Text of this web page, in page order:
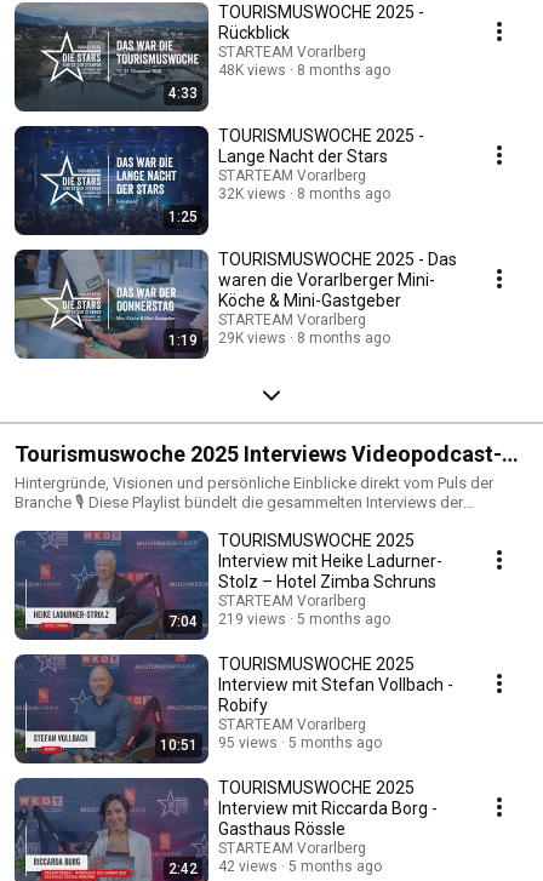
4:33
TOURISMUSWOCHE 2025 -
Rückblick
STARTEAM Vorarlberg
48K views
8 months ago
1:25
TOURISMUSWOCHE 2025 -
Lange Nacht der Stars
STARTEAM Vorarlberg
32K views
8 months ago
1:19
TOURISMUSWOCHE 2025 - Das
waren die Vorarlberger Mini-
Köche & Mini-Gastgeber
STARTEAM Vorarlberg
29K views
8 months ago
Tourismuswoche 2025 Interviews Videopodcast-
Corner
Hintergründe, Visionen und persönliche Einblicke direkt vom Puls der
Branche 🎙️ Diese Playlist bündelt die gesammelten Interviews der
MULTIMEDIAFABRIK entstand beim VORARLBERGER TOURISMUSTAG
sowie bei der LANGE NACHT DER STARS ein Videopodcast-Corner, um
aktuelle Stimmen und Stimmungsbilder einzufangen. Im Fokus stehen
Gespräche mit Expert:innen, Akteuren der Tourismusbranche und
Preisträger:innen über die Herausforderungen und die Zukunft des
Tourismus.
7:04
TOURISMUSWOCHE 2025
Interview mit Heike Ladurner-
Stolz – Hotel Zimba Schruns
STARTEAM Vorarlberg
219 views
5 months ago
10:51
TOURISMUSWOCHE 2025
Interview mit Stefan Vollbach -
Robify
STARTEAM Vorarlberg
95 views
5 months ago
2:42
TOURISMUSWOCHE 2025
Interview mit Riccarda Borg -
Gasthaus Rössle
STARTEAM Vorarlberg
42 views
5 months ago